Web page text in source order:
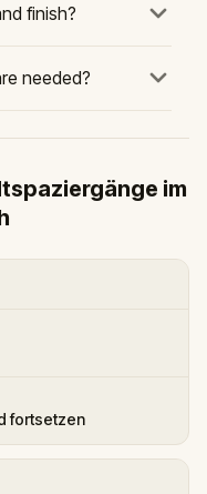
finish?
needed?
im
fortsetzen